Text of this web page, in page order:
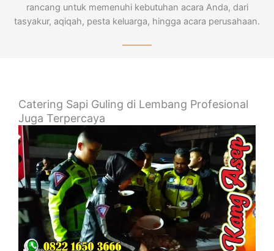
rancang untuk memenuhi kebutuhan acara Anda, dari
tasyakur, aqiqah, pesta keluarga, hingga acara perusahaan.
Catering Sapi Guling di Lembang Profesional
Juga Terpercaya